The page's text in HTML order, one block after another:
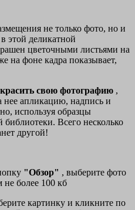
не только фото, но и
этой деликатной
цветочными листьями на
на фоне кадра показывает,
свою фотографию ,
нее апликацию, надпись и
используя образцы
Всего несколько
другой!
"Обзор" , выберите фото
не более 100 кб
картинку и кликните по